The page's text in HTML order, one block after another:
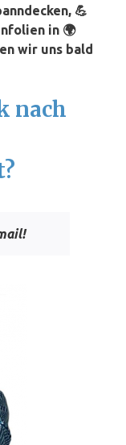
💪
in 🌍
wir uns bald
nach